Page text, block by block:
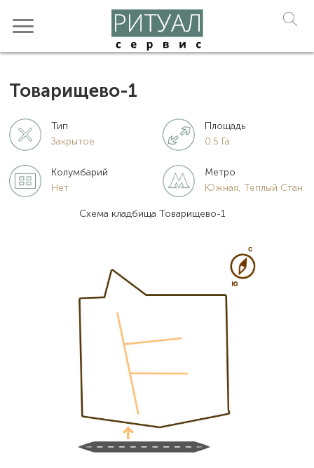
Товарищево-1
Тип
Закрытое
Площадь
0.5 Га
Колумбарий
Нет
Метро
Южная, Теплый Стан
Схема кладбища Товарищево-1